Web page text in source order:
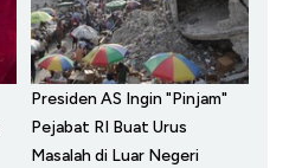
Presiden AS Ingin "Pinjam"
Pejabat RI Buat Urus
Masalah di Luar Negeri